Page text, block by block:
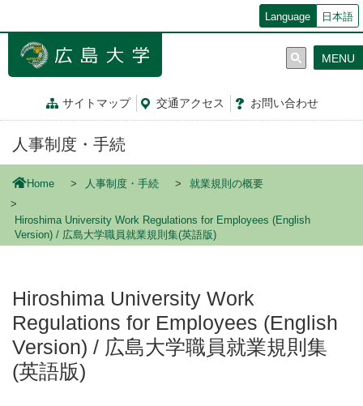
ン
Language 日本語
サイトマップ 交通アクセス お問い合わせ
MENU
人事制度・手続
Home 人事制度・手続 就業規則の概要
Hiroshima University Work Regulations for Employees (English
Version) / 広島大学職員就業規則集(英語版)
Hiroshima University Work
Regulations for Employees (English
Version) / 広島大学職員就業規則集
(英語版)